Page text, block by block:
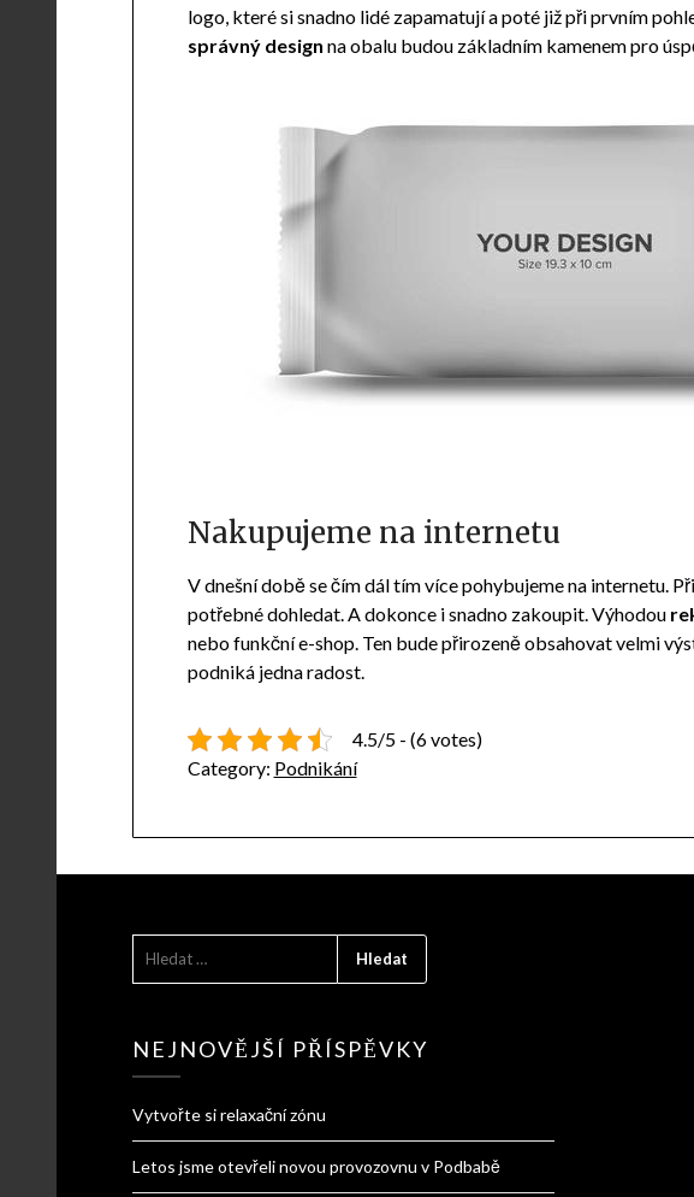
logo, které si snadno lidé zapamatují a poté již při prvním
správný design na obalu budou základním kamenem pro
Nakupujeme na internetu
V dnešní době se čím dál tím více pohybujeme na internetu.
potřebné dohledat. A dokonce i snadno zakoupit. Výhodou
nebo funkční e-shop. Ten bude přirozeně obsahovat velmi
podniká jedna radost.
4.5/5 - (6 votes)
Category: Podnikání
NEJNOVĚJŠÍ PŘÍSPĚVKY
Vytvořte si relaxační zónu
Letos jsme otevřeli novou provozovnu v Podbabě